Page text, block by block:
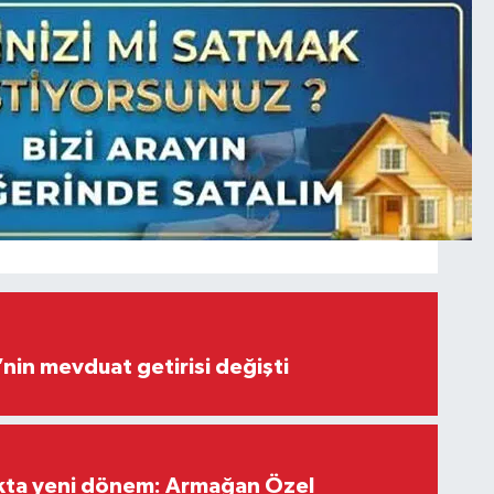
mevduat getirisi değişti
yeni dönem: Armağan Özel